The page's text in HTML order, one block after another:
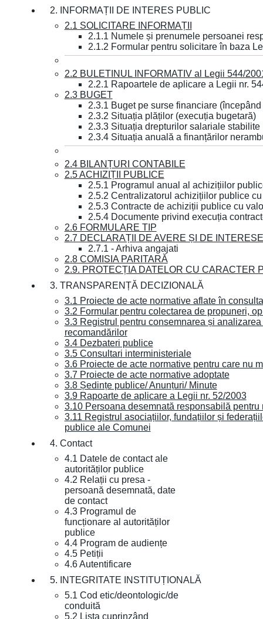
2. INFORMAȚII DE INTERES PUBLIC
2.1 SOLICITARE INFORMAȚII
2.1.1 Numele și prenumele persoanei
2.1.2 Formular pentru solicitare în baza
2.2 BULETINUL INFORMATIV al Legii 544/
2.2.1 Rapoartele de aplicare a Legii nr.
2.3 BUGET
2.3.1 Buget pe surse financiare
2.3.2 Situația plăților (execuția bugetară)
2.3.3 Situația drepturilor salariale
2.3.4 Situația anuală a finanțărilor
2.4 BILANȚURI CONTABILE
2.5 ACHIZIȚII PUBLICE
2.5.1 Programul anual al achizițiilor
2.5.2 Centralizatorul achizițiilor publice
2.5.3 Contracte de achiziții publice cu
2.5.4 Documente privind execuția
2.6 FORMULARE TIP
2.7 DECLARAȚII DE AVERE ȘI DE INTERESE
2.7.1 - Arhiva angajati
2.8 COMISIA PARITARĂ
2.9. PROTECȚIA DATELOR CU CARACTER
3. TRANSPARENȚĂ DECIZIONALĂ
3.1 Proiecte de acte normative aflate în
3.2 Formular pentru colectarea de propuneri,
3.3 Registrul pentru consemnarea și
recomandărilor
3.4 Dezbateri publice
3.5 Consultari interministeriale
3.6 Proiecte de acte normative pentru care nu
3.7 Proiecte de acte normative adoptate
3.8 Ședințe publice/ Anunțuri/ Minute
3.9 Rapoarte de aplicare a Legii nr. 52/2003
3.10 Persoana desemnată responsabilă
3.11 Registrul asociațiilor, fundațiilor și
publice ale Comunei
4. Contact
4.1 Datele de contact ale
autorităților publice
4.2 Relații cu presa -
persoană desemnată, date
de contact
4.3 Programul de
funcționare al autorităților
publice
4.4 Program de audiențe
4.5 Petiții
4.6 Autentificare
5. INTEGRITATE INSTITUȚIONALĂ
5.1 Cod etic/deontologic/de
conduită
5.2 Lista cuprinzând